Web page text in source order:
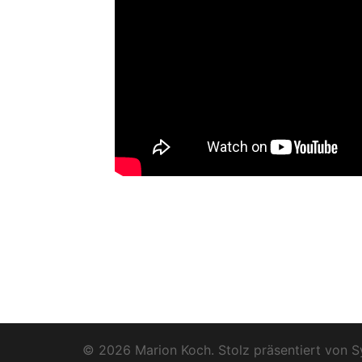
© 2026 Marion Koch. Stolz präsentiert von